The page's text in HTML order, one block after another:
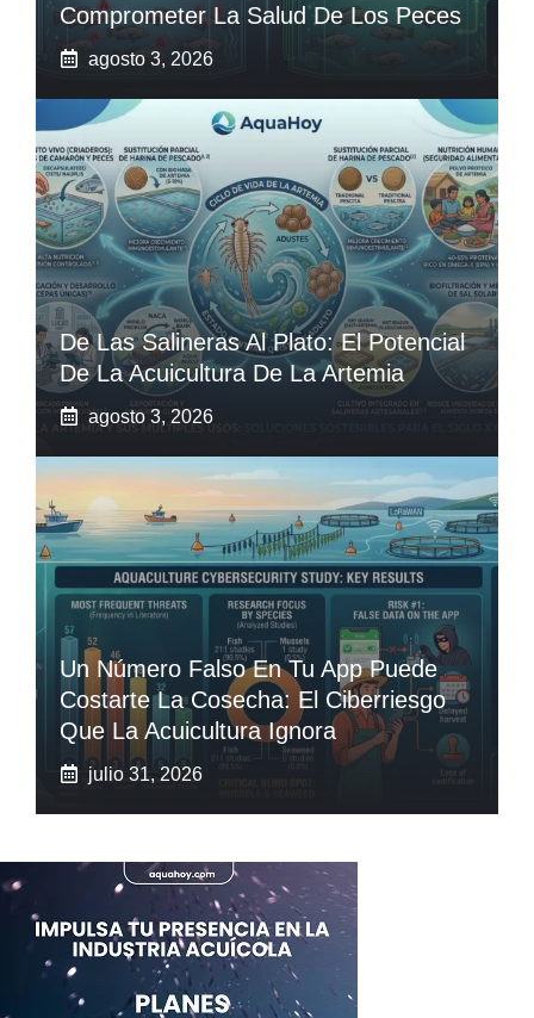
Comprometer La Salud De Los Peces
agosto 3, 2026
De Las Salineras Al Plato: El Potencial
De La Acuicultura De La Artemia
agosto 3, 2026
Un Número Falso En Tu App Puede
Costarte La Cosecha: El Ciberriesgo
Que La Acuicultura Ignora
julio 31, 2026